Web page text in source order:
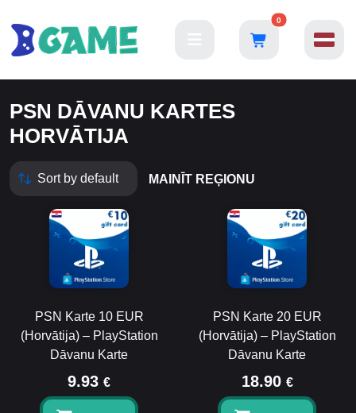
0
PSN DĀVANU KARTES
HORVĀTIJA
MAINĪT REĢIONU
PSN Karte 10 EUR
(Horvātija) – PlayStation
Dāvanu Karte
9.93 €
PSN Karte 20 EUR
(Horvātija) – PlayStation
Dāvanu Karte
18.90 €